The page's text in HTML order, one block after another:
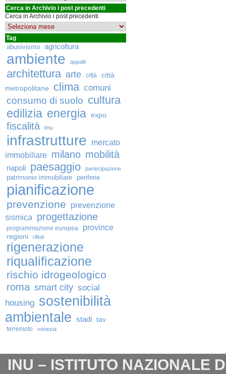
Cerca in Archivio i post precedenti
Cerca in Archivio i post precedenti
Tag
abusivismo agricoltura
ambiente appalti
architettura arte città
città
metropolitane
clima comuni
consumo di suolo cultura
edilizia energia expo
fiscalità imu
infrastrutture
mercato
immobiliare milano mobilità
napoli paesaggio partecipazione
patrimonio immobiliare periferie
pianificazione
prevenzione
prevenzione
sismica
progettazione
programmazione europea province
regioni rifiuti
rigenerazione
riqualificazione
rischio idrogeologico
roma smart city social
housing sostenibilità
ambientale stadi tav
terremoto venezia
INU – ISTITUTO NAZIONALE